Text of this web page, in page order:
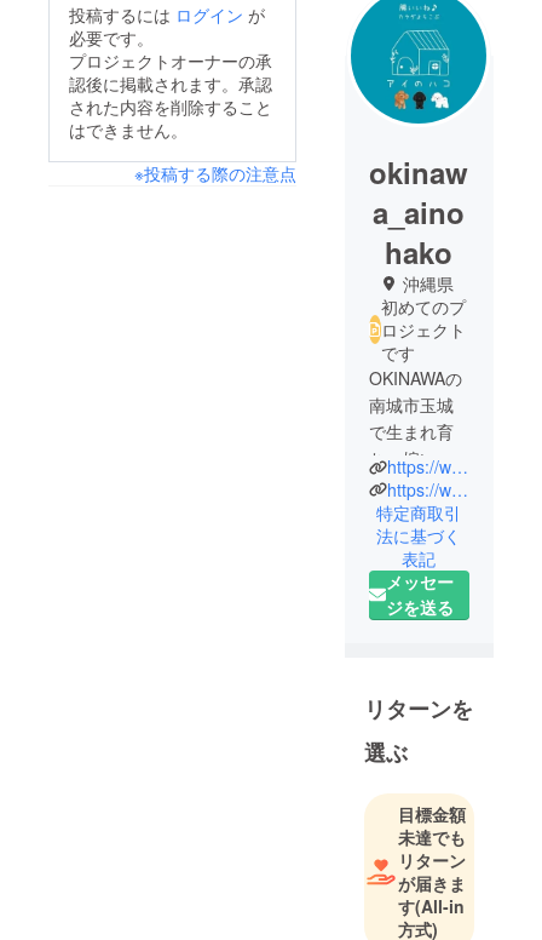
投稿するには ログイン が
必要です。
プロジェクトオーナーの承
認後に掲載されます。承認
された内容を削除すること
はできません。
※投稿する際の注意点
okinaw
a_aino
hako
沖縄県
初めてのプ
ロジェクト
です
OKINAWAの
南城市玉城
で生まれ育
ち、嫁いだ
地域も同じ
の「パワフ
ルまぁ
きぃ」と
「はるさー
ミッ
想いは同
じ。
キーワード
想いをカタ
チにするた
め、2024年4
月から空き
家をリノ
https://www.instagram.com/okinawa.ainohako?igsh=dm43c251cGwzcng3&utm_source=qr
https://www.youtube.com/channel/UCWu_DFp5hlL5RXgdk8TAzdw
特定商取引
法に基づく
表記
メッセー
ジを送る
リターンを
選ぶ
目標金額
未達でも
リターン
が届きま
す(All-in
方式)